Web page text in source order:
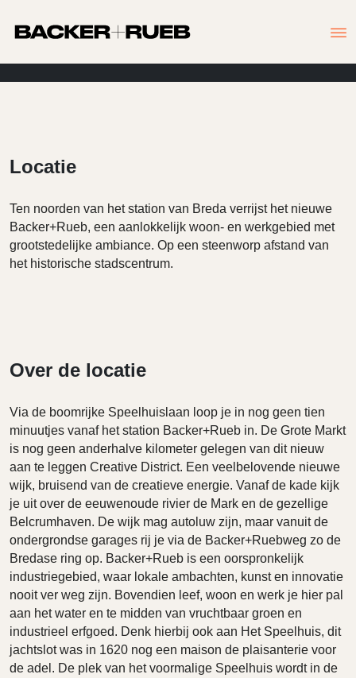
Locatie
Ten noorden van het station van Breda verrijst het nieuwe
Backer+Rueb, een aanlokkelijk woon- en werkgebied met
grootstedelijke ambiance. Op een steenworp afstand van
het historische stadscentrum.
Over de locatie
Via de boomrijke Speelhuislaan loop je in nog geen tien
minuutjes vanaf het station Backer+Rueb in. De Grote Markt
is nog geen anderhalve kilometer gelegen van dit nieuw
aan te leggen Creative District. Een veelbelovende nieuwe
wijk, bruisend van de creatieve energie. Vanaf de kade kijk
je uit over de eeuwenoude rivier de Mark en de gezellige
Belcrumhaven. De wijk mag autoluw zijn, maar vanuit de
ondergrondse garages rij je via de Backer+Ruebweg zo de
Bredase ring op. Backer+Rueb is een oorspronkelijk
industriegebied, waar lokale ambachten, kunst en innovatie
nooit ver weg zijn. Bovendien leef, woon en werk je hier pal
aan het water en te midden van vruchtbaar groen en
industrieel erfgoed. Denk hierbij ook aan Het Speelhuis, dit
jachtslot was in 1620 nog een maison de plaisanterie voor
de adel. De plek van het voormalige Speelhuis wordt in de